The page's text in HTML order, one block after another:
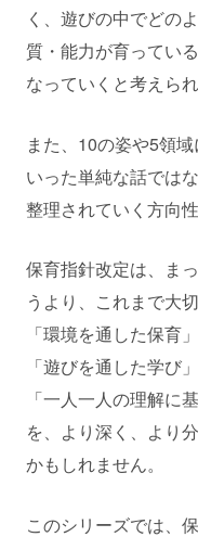
く、遊びの中でどの
質・能力が育ってい
なっていくと考えられ
また、10の姿や5領
いった単純な話では
整理されていく方向
保育指針改定は、ま
うより、これまで大
「環境を通した保育」
「遊びを通した学び」
「一人一人の理解に
を、より深く、より
かもしれません。
このシリーズでは、